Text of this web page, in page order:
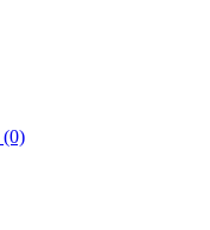
(0)